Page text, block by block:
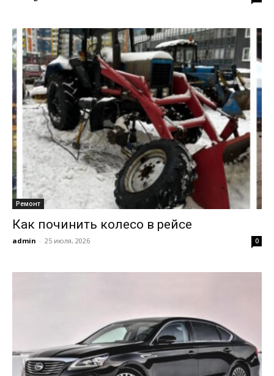
Ремонт
Как починить колесо в рейсе
admin - 25 июля, 2026 0